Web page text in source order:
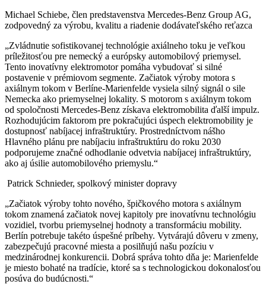
Michael Schiebe, člen predstavenstva Mercedes-Benz Group AG,
zodpovedný za výrobu, kvalitu a riadenie dodávateľského reťazca
„Zvládnutie sofistikovanej technológie axiálneho toku je veľkou
príležitosťou pre nemecký a európsky automobilový priemysel.
Tento inovatívny elektromotor pomáha vybudovať si silné
postavenie v prémiovom segmente. Začiatok výroby motora s
axiálnym tokom v Berlíne-Marienfelde vysiela silný signál o sile
Nemecka ako priemyselnej lokality. S motorom s axiálnym tokom
od spoločnosti Mercedes-Benz získava elektromobilita ďalší impulz.
Rozhodujúcim faktorom pre pokračujúci úspech elektromobility je
dostupnosť nabíjacej infraštruktúry. Prostredníctvom nášho
Hlavného plánu pre nabíjaciu infraštruktúru do roku 2030
podporujeme značné odhodlanie odvetvia nabíjacej infraštruktúry,
ako aj úsilie automobilového priemyslu.“
Patrick Schnieder, spolkový minister dopravy
„Začiatok výroby tohto nového, špičkového motora s axiálnym
tokom znamená začiatok novej kapitoly pre inovatívnu technológiu
vozidiel, tvorbu priemyselnej hodnoty a transformáciu mobility.
Berlín potrebuje takéto úspešné príbehy. Vytvárajú dôveru v zmeny,
zabezpečujú pracovné miesta a posilňujú našu pozíciu v
medzinárodnej konkurencii. Dobrá správa tohto dňa je: Marienfelde
je miesto bohaté na tradície, ktoré sa s technologickou dokonalosťou
posúva do budúcnosti.“